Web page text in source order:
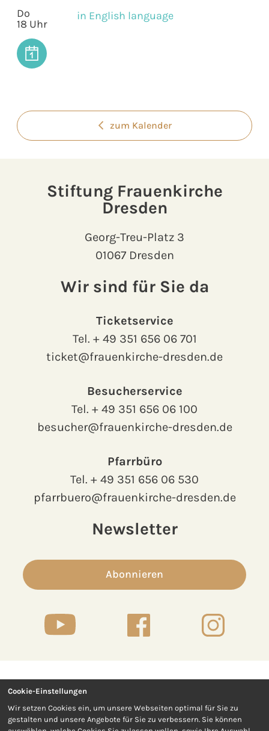
Do
18 Uhr
in English language
zum Kalender
Stiftung Frauenkirche
Dresden
Georg-Treu-Platz 3
01067 Dresden
Wir sind für Sie da
Ticketservice
Tel. + 49 351 656 06 701
ticket@frauenkirche-dresden.de
Besucherservice
Tel. + 49 351 656 06 100
besucher@frauenkirche-dresden.de
Pfarrbüro
Tel. + 49 351 656 06 530
pfarrbuero@frauenkirche-dresden.de
Newsletter
Abonnieren
Kontakt
Impressum Datenschutz
Cookie-Einstellungen
Wir setzen Cookies ein, um unsere Webseiten optimal für Sie zu
gestalten und unsere Angebote für Sie zu verbessern. Sie können